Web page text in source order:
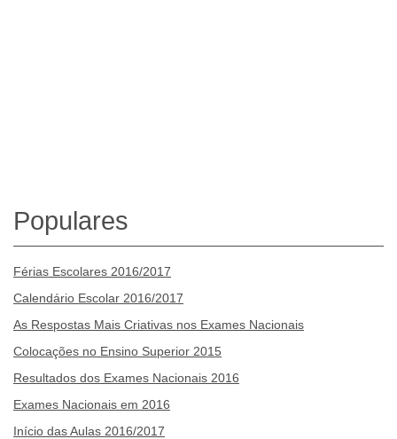
Populares
Férias Escolares 2016/2017
Calendário Escolar 2016/2017
As Respostas Mais Criativas nos Exames Nacionais
Colocações no Ensino Superior 2015
Resultados dos Exames Nacionais 2016
Exames Nacionais em 2016
Início das Aulas 2016/2017